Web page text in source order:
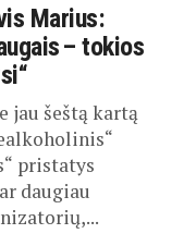
Marius:
– tokios
jau šeštą kartą
pristatys
daugiau